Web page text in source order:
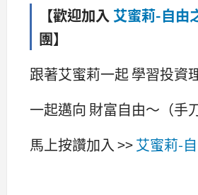
【歡迎加入 艾蜜莉-自由
團】
跟著艾蜜莉一起 學習投資
一起邁向 財富自由～（手刀
馬上按讚加入 >>艾蜜莉-